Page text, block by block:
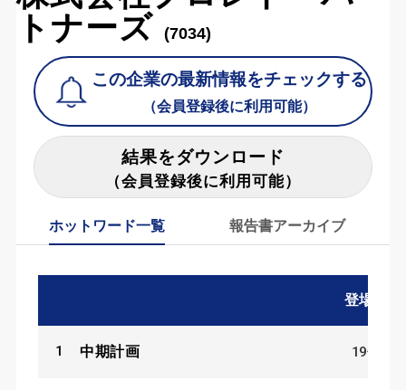
トナーズ
(7034)
この企業の最新情報をチェックする
（会員登録後に利用可能）
結果をダウンロード
（会員登録後に利用可能）
ホットワード一覧 報告書アーカイブ
登場数
1 中期計画 19件